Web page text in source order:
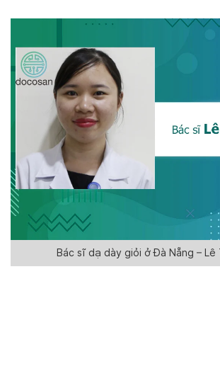
Bác sĩ dạ dày giỏi ở Đà Nẵng – Lê